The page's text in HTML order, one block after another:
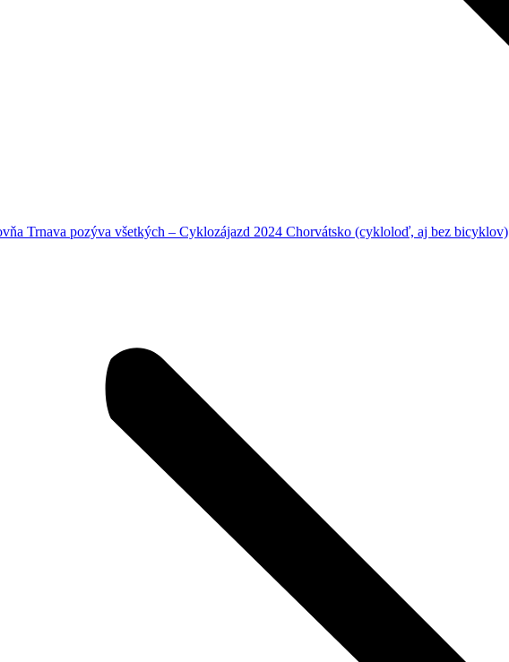
Trnava pozýva všetkých – Cyklozájazd 2024 Chorvátsko (cykloloď, aj bez bicyklov)